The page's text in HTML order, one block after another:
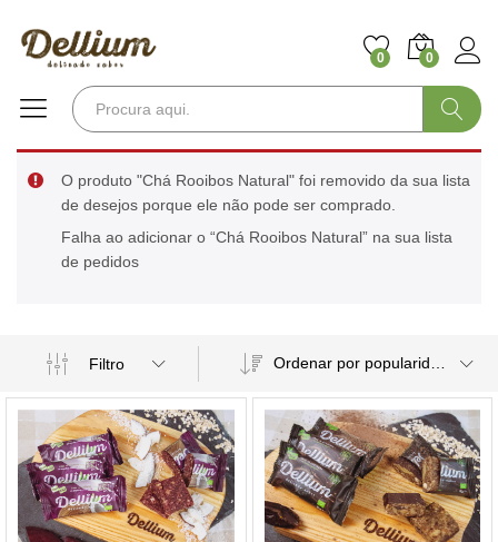
0 0
O produto "Chá Rooibos Natural" foi removido da sua lista
de desejos porque ele não pode ser comprado.
Falha ao adicionar o “Chá Rooibos Natural” na sua lista
de pedidos
Filtro